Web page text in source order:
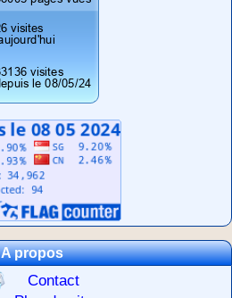
A propos
Contact